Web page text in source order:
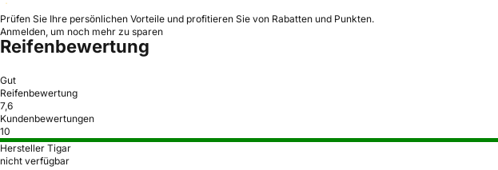
Prüfen Sie Ihre persönlichen Vorteile und profitieren Sie von Rabatten und Punkten.
Anmelden, um noch mehr zu sparen
Reifenbewertung
Gut
Reifenbewertung
7,6
Kundenbewertungen
10
Hersteller Tigar
nicht verfügbar